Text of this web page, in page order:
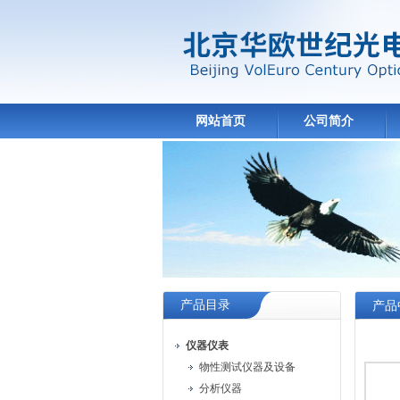
网站首页 公司简介
产品目录
仪器仪表
物性测试仪器及设备
分析仪器
产